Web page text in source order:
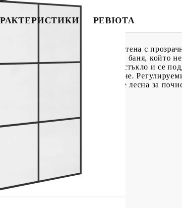
РЕВЮТА
баня с тази модерна душ стена с
на минималистичен параван за баня, който
с 5 мм безопасно ESG стъкло и се
остане стабилна след монтиране.
преградата за душ е лесна за
стъкло), алуминий